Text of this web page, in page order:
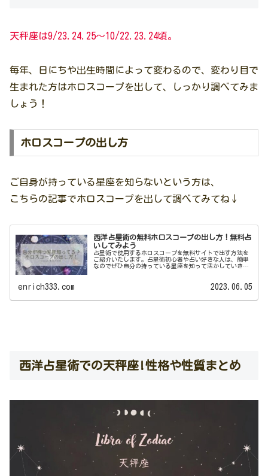
天秤座は9/23.24.25～10/22.23.24頃。
毎年、日にちや出生時間によって変わるので、変わり目で
生まれた方はホロスコープを出して、しっかり調べてみま
しょう！
ホロスコープの出し方
ご自身が持っている星座を知らないという方は、
こちらの記事でホロスコープを出して調べてみてね↓
西洋占星術の無料ホロスコープの出し方！無料占
いしてみよう
占星術で使用するホロスコープを無料サイトで出す方法を
ご紹介いたします。占星術初心者や占い好きな人は、簡単
なのでぜひ自分の持っている星座を知って活かしていきま
enrich333.com 2023.06.05
西洋占星術での天秤座!性格や性質まとめ